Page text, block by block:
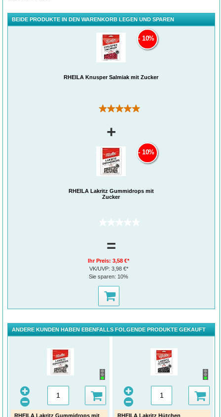
BEIDE PRODUKTE IN DEN WARENKORB LEGEN UND SPAREN
RHEILA Knusper Salmiak mit Zucker
(1)
10%
+
RHEILA Lakritz Gummidrops mit
Zucker
(0)
10%
=
Ihr Preis:3,58 €*
VK/UVP: 3,98 €*
Sie sparen: 10%
ANDERE KUNDEN HABEN EBENFALLS FOLGENDE PRODUKTE GEKAUFT
RHEILA Lakritz Gummidrops mit RHEILA Lakritz Hütchen